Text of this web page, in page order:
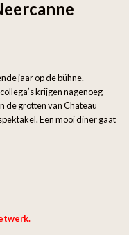
jaar op de bühne.
krijgen nagenoeg
de grotten van Chateau
Een mooi diner gaat